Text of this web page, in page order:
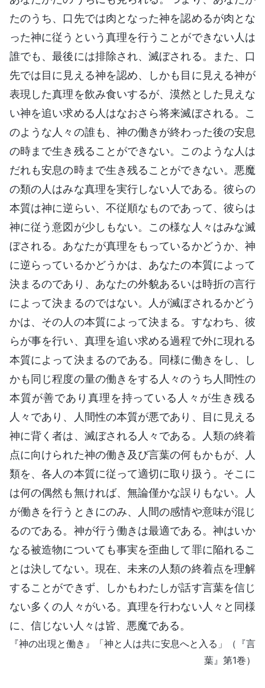
たのうち、口先では肉となった神を認めるが肉とな
った神に従うという真理を行うことができない人は
誰でも、最後には排除され、滅ぼされる。また、口
先では目に見える神を認め、しかも目に見える神が
表現した真理を飲み食いするが、漠然とした見えな
い神を追い求める人はなおさら将来滅ぼされる。こ
のような人々の誰も、神の働きが終わった後の安息
の時まで生き残ることができない。このような人は
だれも安息の時まで生き残ることができない。悪魔
の類の人はみな真理を実行しない人である。彼らの
本質は神に逆らい、不従順なものであって、彼らは
神に従う意図が少しもない。この様な人々はみな滅
ぼされる。あなたが真理をもっているかどうか、神
に逆らっているかどうかは、あなたの本質によって
決まるのであり、あなたの外貌あるいは時折の言行
によって決まるのではない。人が滅ぼされるかどう
かは、その人の本質によって決まる。すなわち、彼
らが事を行い、真理を追い求める過程で外に現れる
本質によって決まるのである。同様に働きをし、し
かも同じ程度の量の働きをする人々のうち人間性の
本質が善であり真理を持っている人々が生き残る
人々であり、人間性の本質が悪であり、目に見える
神に背く者は、滅ぼされる人々である。人類の終着
点に向けられた神の働き及び言葉の何もかもが、人
類を、各人の本質に従って適切に取り扱う。そこに
は何の偶然も無ければ、無論僅かな誤りもない。人
が働きを行うときにのみ、人間の感情や意味が混じ
るのである。神が行う働きは最適である。神はいか
なる被造物についても事実を歪曲して罪に陥れるこ
とは決してない。現在、未来の人類の終着点を理解
することができず、しかもわたしが話す言葉を信じ
ない多くの人々がいる。真理を行わない人々と同様
に、信じない人々は皆、悪魔である。
『神の出現と働き』「神と人は共に安息へと入る」（『言
葉』第1巻）